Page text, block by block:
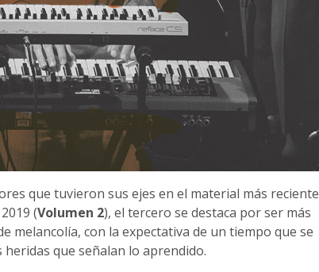
que tuvieron sus ejes en el material más reciente
(Volumen 2), el tercero se destaca por ser más
melancolía, con la expectativa de un tiempo que se
que señalan lo aprendido.